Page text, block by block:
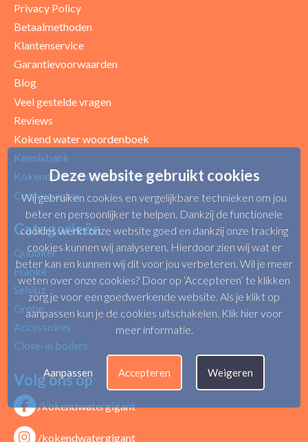
Uw beoordeling
Privacy Policy
Betaalmethoden
Klantenservice
Garantievoorwaarden
Blog
Veel gestelde vragen
Reviews
Kokend water woordenboek
Kennisbank
Kokend water kranen showroom
Cookiepagina
Categorieën
Quooker
Franke
Selsiuz
Grohe
Accessoires
Close-in boilers
Volg ons op
/kokendwatergigant
/kokendwatergigant
Deze website gebruikt cookies
Wij gebruiken cookies en vergelijkbare technieken om jou
beter en persoonlijker te helpen. Dankzij de functionele
cookies werkt onze website goed en dankzij onze tracking
cookies kunnen wij analyseren. Hierdoor zien wij wat er
beter kan en kunnen wij dit voor jou verbeteren. Wil je meer
weten over onze cookies? Door op ‘Accepteren’ te klikken
zorg je voor een goedwerkende website. Als je klikt op
aanpassen kun je de cookies uitschakelen. Klik hier voor
meer informatie.
Aanpassen Accepteren Weigeren